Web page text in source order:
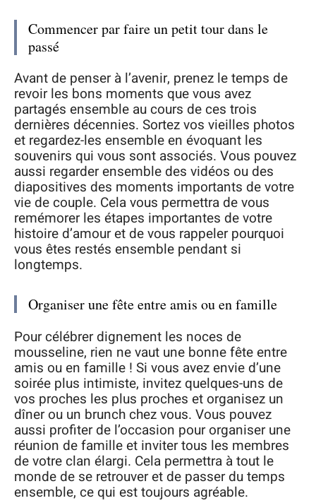
Commencer par faire un petit tour dans le
passé
Avant de penser à l’avenir, prenez le temps de
revoir les bons moments que vous avez
partagés ensemble au cours de ces trois
dernières décennies. Sortez vos vieilles photos
et regardez-les ensemble en évoquant les
souvenirs qui vous sont associés. Vous pouvez
aussi regarder ensemble des vidéos ou des
diapositives des moments importants de votre
vie de couple. Cela vous permettra de vous
remémorer les étapes importantes de votre
histoire d’amour et de vous rappeler pourquoi
vous êtes restés ensemble pendant si
longtemps.
Organiser une fête entre amis ou en famille
Pour célébrer dignement les noces de
mousseline, rien ne vaut une bonne fête entre
amis ou en famille ! Si vous avez envie d’une
soirée plus intimiste, invitez quelques-uns de
vos proches les plus proches et organisez un
dîner ou un brunch chez vous. Vous pouvez
aussi profiter de l’occasion pour organiser une
réunion de famille et inviter tous les membres
de votre clan élargi. Cela permettra à tout le
monde de se retrouver et de passer du temps
ensemble, ce qui est toujours agréable.